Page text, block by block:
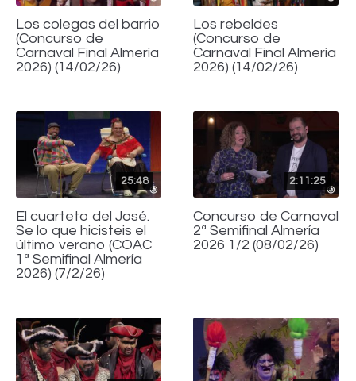
Los colegas del barrio
(Concurso de
Carnaval Final Almería
2026) (14/02/26)
Los rebeldes
(Concurso de
Carnaval Final Almería
2026) (14/02/26)
25:48
El cuarteto del José.
Se lo que hicisteis el
último verano (COAC
1ª Semifinal Almería
2026) (7/2/26)
2:11:25
Concurso de Carnaval
2ª Semifinal Almería
2026 1/2 (08/02/26)